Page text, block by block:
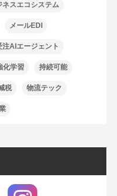
ネスエコシステム
メールEDI
注AIエージェント
化学習 持続可能
税 物流テック